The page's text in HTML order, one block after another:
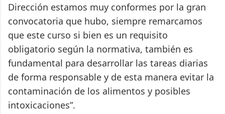
Dirección estamos muy conformes por la gran
convocatoria que hubo, siempre remarcamos
que este curso si bien es un requisito
obligatorio según la normativa, también es
fundamental para desarrollar las tareas diarias
de forma responsable y de esta manera evitar la
contaminación de los alimentos y posibles
intoxicaciones”.